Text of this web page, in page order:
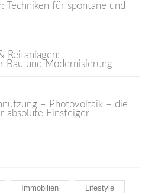
Techniken für spontane und
Reitanlagen:
Bau und Modernisierung
– Photovoltaik – die
absolute Einsteiger
Immobilien Lifestyle